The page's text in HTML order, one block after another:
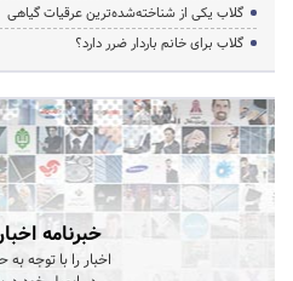
گلاب یکی از شناخته‌شده‌ترین عرقیات گیاهی
گلاب برای خانم باردار ضرر دارد؟
خبرنامه
اخبار را با توجه به